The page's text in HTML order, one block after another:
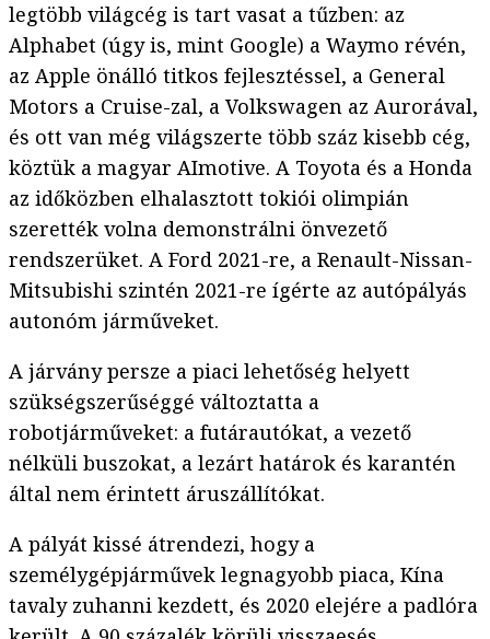
legtöbb világcég is tart vasat a tűzben: az
Alphabet (úgy is, mint Google) a Waymo révén,
az Apple önálló titkos fejlesztéssel, a General
Motors a Cruise-zal, a Volkswagen az Aurorával,
és ott van még világszerte több száz kisebb cég,
köztük a magyar AImotive. A Toyota és a Honda
az időközben elhalasztott tokiói olimpián
szerették volna demonstrálni önvezető
rendszerüket. A Ford 2021-re, a Renault-Nissan-
Mitsubishi szintén 2021-re ígérte az autópályás
autonóm járműveket.
A járvány persze a piaci lehetőség helyett
szükségszerűséggé változtatta a
robotjárműveket: a futárautókat, a vezető
nélküli buszokat, a lezárt határok és karantén
által nem érintett áruszállítókat.
A pályát kissé átrendezi, hogy a
személygépjárművek legnagyobb piaca, Kína
tavaly zuhanni kezdett, és 2020 elejére a padlóra